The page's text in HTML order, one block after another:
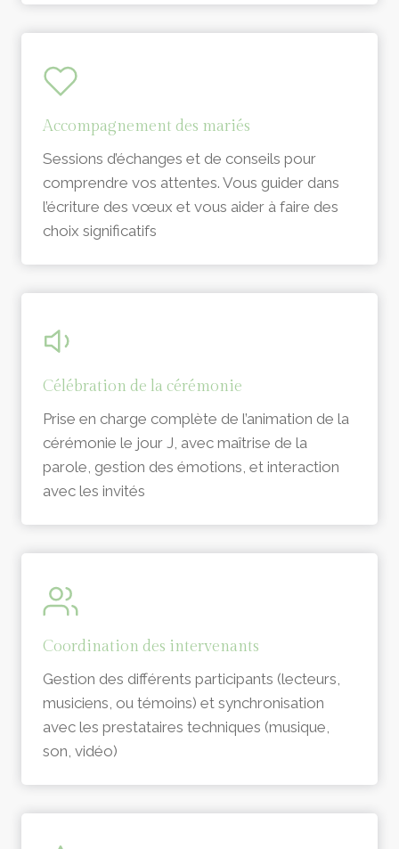
Accompagnement des mariés
Sessions d’échanges et de conseils pour
comprendre vos attentes. Vous guider dans
l’écriture des vœux et vous aider à faire des
choix significatifs
Célébration de la cérémonie
Prise en charge complète de l’animation de la
cérémonie le jour J, avec maîtrise de la
parole, gestion des émotions, et interaction
avec les invités
Coordination des intervenants
Gestion des différents participants (lecteurs,
musiciens, ou témoins) et synchronisation
avec les prestataires techniques (musique,
son, vidéo)